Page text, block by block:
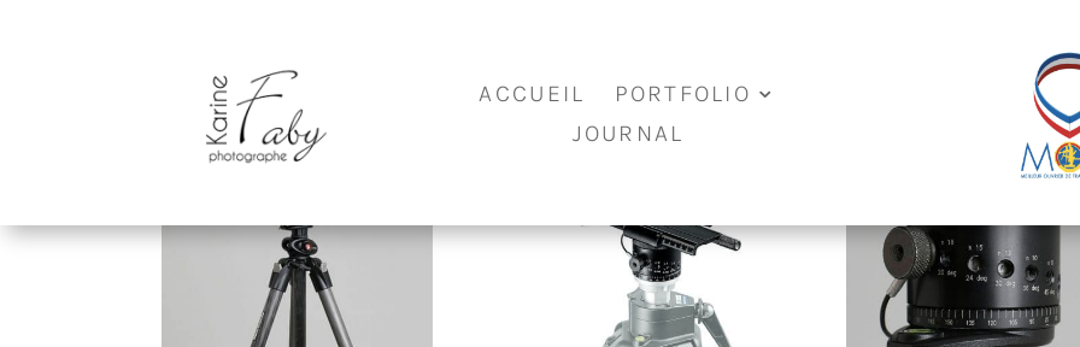
ACCUEIL
PORTFOLIO
JOURNAL
Photo panoramique
Karine |Août 1, 2014|